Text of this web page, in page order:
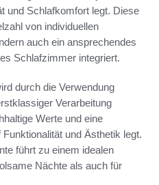
und Schlafkomfort legt. Diese
von individuellen
auch ein ansprechendes
Schlafzimmer integriert.
durch die Verwendung
Verarbeitung
Werte und eine
und Ästhetik legt.
führt zu einem idealen
Nächte als auch für